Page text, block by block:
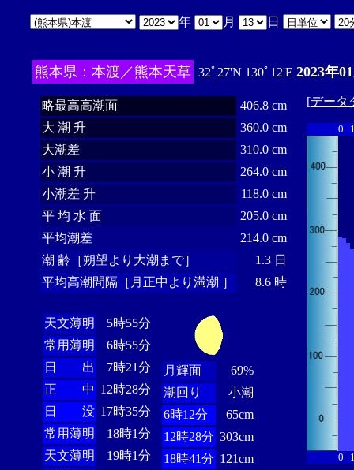
年 月 日
熊本県：本渡／熊本天草 32ﾟ27'N 130ﾟ12'E 2023年
略最高高潮面
406.8 cm
大 潮 升
360.0 cm
大潮差
310.0 cm
小 潮 升
264.0 cm
小潮差 升
118.0 cm
平 均 水 面
205.0 cm
平均潮差
214.0 cm
潮 齢［朔望より大潮まで］
1.3 日
平均高潮間隔［月正中より満潮 ］
8.6 時
天文薄明
5時55分
常用薄明
6時55分
日 出
7時21分
正 中 12時28分
日 没 17時35分
常用薄明
18時1分
天文薄明
19時1分
月輝面
69%
潮回り
小潮
6時12分
65cm
12時28分 303cm
18時41分 121cm
[データ
0
0